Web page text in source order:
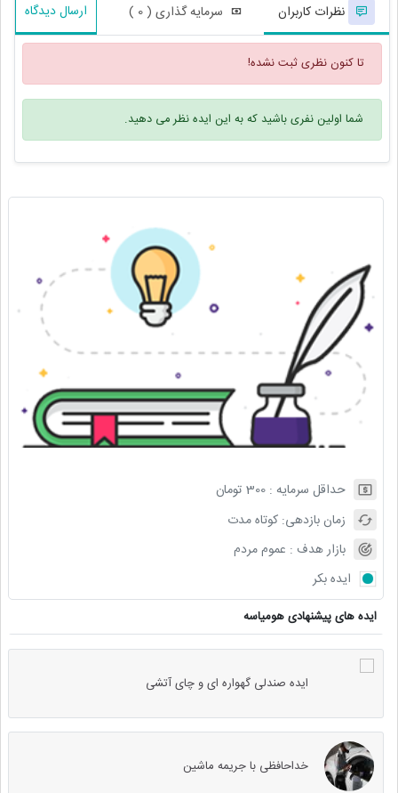
حداقل سرمایه :300 تومان
زمان بازدهی:کوتاه مدت
بازار هدف : عموم مردم
ایده بکر
ایده های پیشنهادی هومیاسه
ایده صندلی گهواره ای و چای آتشی
خداحافظی با جریمه ماشین
نظرات کاربران سرمایه گذاری ( 0 ) ارسال دیدگاه
تا کنون نظری ثبت نشده!
شما اولین نفری باشید که به این ایده نظر می دهید.